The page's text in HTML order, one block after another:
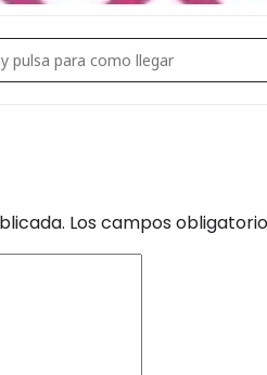
[]
Los campos